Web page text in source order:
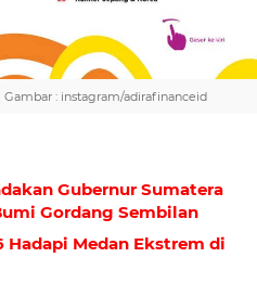
Gambar : instagram/adirafinanceid
Gubernur Sumatera
Gordang Sembilan
Hadapi Medan Ekstrem di